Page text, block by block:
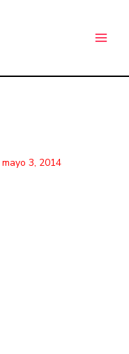
mayo 3, 2014